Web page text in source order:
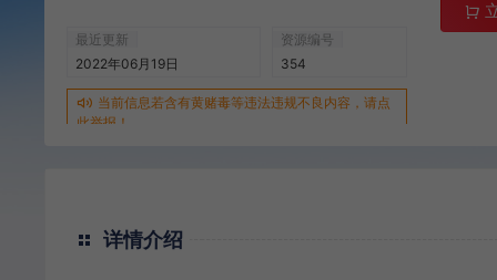
最近更新
2022年06月19日
资源编号
354
当前信息若含有黄赌毒等违法违规不良内容，请点
此举报！
详情介绍